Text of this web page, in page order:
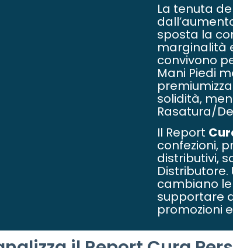
La tenuta
sposta la
marginalità
convivono
Mani Piedi
solidità,
Rasatura/
Il Report
confezioni,
distributivi,
cambiano
supportare
promozioni